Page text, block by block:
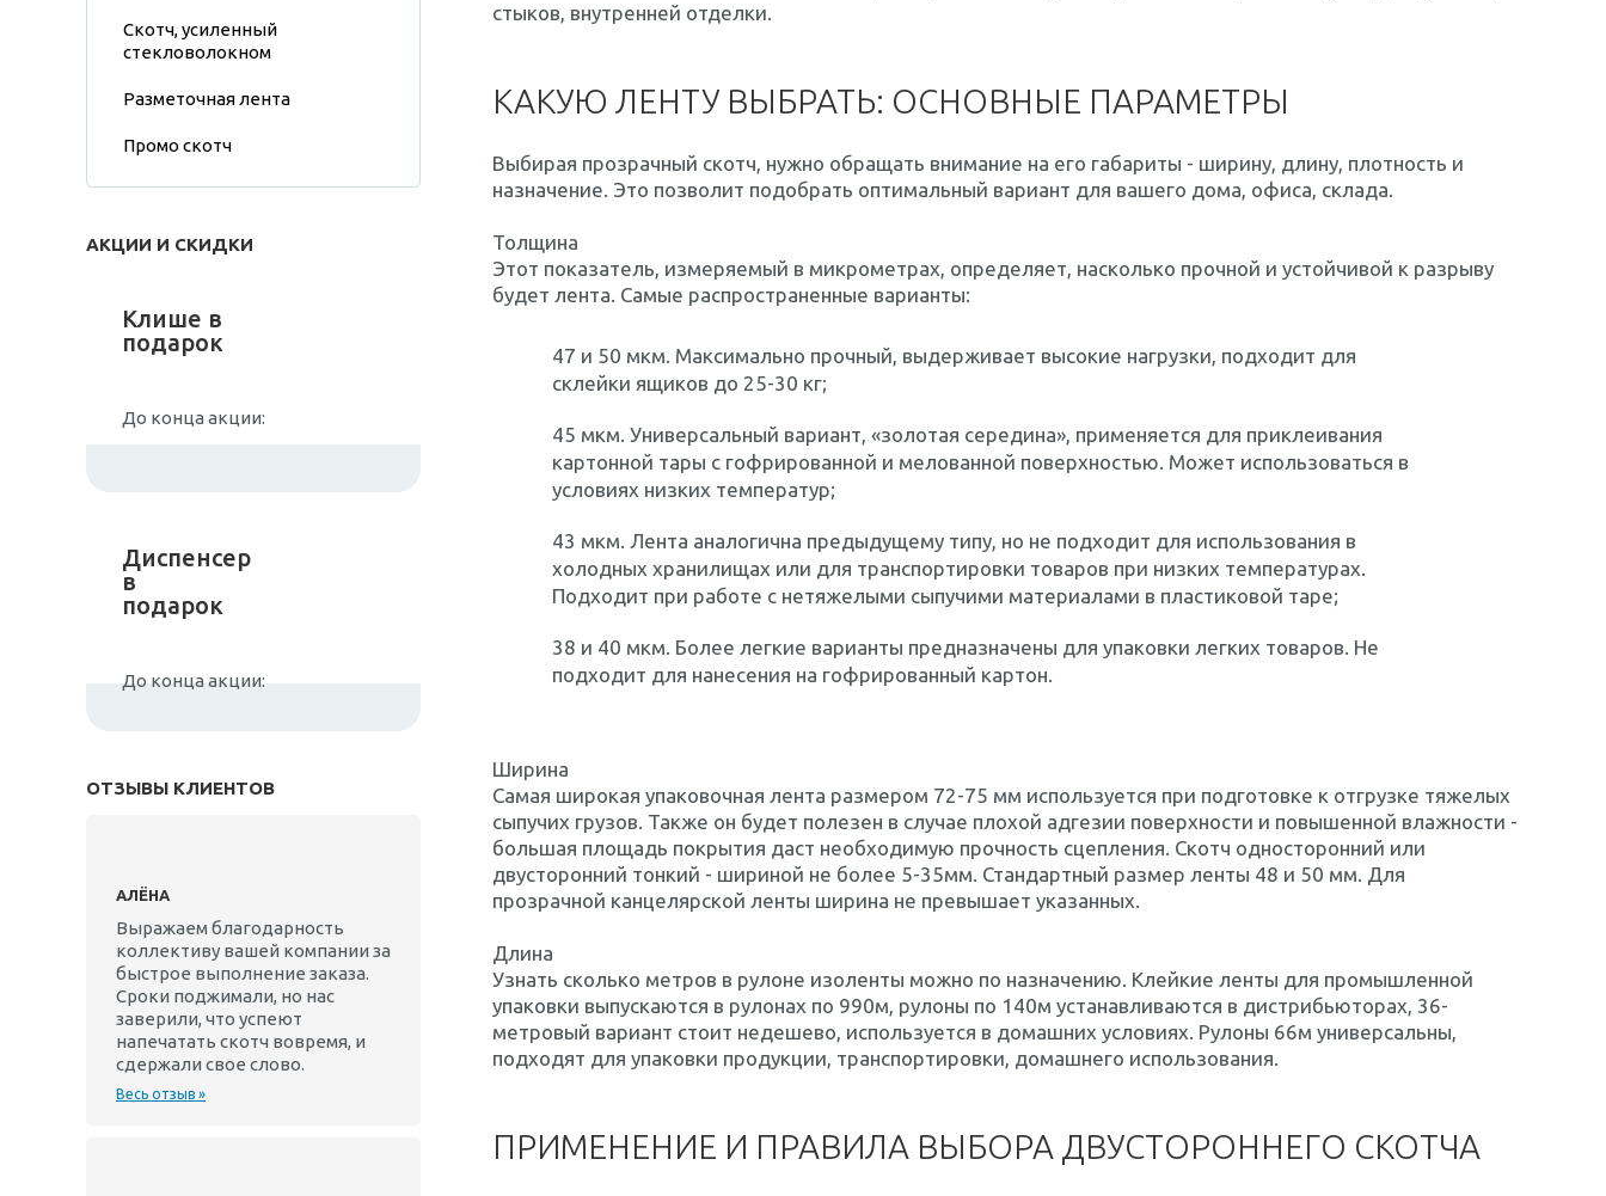
Скотч, усиленный
стекловолокном
Разметочная лента
Промо скотч
АКЦИИ И СКИДКИ
Клише в
подарок
До конца акции:
Диспенсер
в
подарок
До конца акции:
ОТЗЫВЫ КЛИЕНТОВ
АЛЁНА
Выражаем благодарность
коллективу вашей компании за
быстрое выполнение заказа.
Сроки поджимали, но нас
заверили, что успеют
напечатать скотч вовремя, и
сдержали свое слово.
Весь отзыв »
стыков, внутренней отделки.
КАКУЮ ЛЕНТУ ВЫБРАТЬ: ОСНОВНЫЕ ПАРАМЕТРЫ
Выбирая прозрачный скотч, нужно обращать внимание на его габариты - ширину, длину, плотность и
назначение. Это позволит подобрать оптимальный вариант для вашего дома, офиса, склада.
Толщина
Этот показатель, измеряемый в микрометрах, определяет, насколько прочной и устойчивой к разрыву
будет лента. Самые распространенные варианты:
47 и 50 мкм. Максимально прочный, выдерживает высокие нагрузки, подходит для
склейки ящиков до 25-30 кг;
45 мкм. Универсальный вариант, «золотая середина», применяется для приклеивания
картонной тары с гофрированной и мелованной поверхностью. Может использоваться в
условиях низких температур;
43 мкм. Лента аналогична предыдущему типу, но не подходит для использования в
холодных хранилищах или для транспортировки товаров при низких температурах.
Подходит при работе с нетяжелыми сыпучими материалами в пластиковой таре;
38 и 40 мкм. Более легкие варианты предназначены для упаковки легких товаров. Не
подходит для нанесения на гофрированный картон.
Ширина
Самая широкая упаковочная лента размером 72-75 мм используется при подготовке к отгрузке тяжелых
сыпучих грузов. Также он будет полезен в случае плохой адгезии поверхности и повышенной влажности -
большая площадь покрытия даст необходимую прочность сцепления. Скотч односторонний или
двусторонний тонкий - шириной не более 5-35мм. Стандартный размер ленты 48 и 50 мм. Для
прозрачной канцелярской ленты ширина не превышает указанных.
Длина
Узнать сколько метров в рулоне изоленты можно по назначению. Клейкие ленты для промышленной
упаковки выпускаются в рулонах по 990м, рулоны по 140м устанавливаются в дистрибьюторах, 36-
метровый вариант стоит недешево, используется в домашних условиях. Рулоны 66м универсальны,
подходят для упаковки продукции, транспортировки, домашнего использования.
ПРИМЕНЕНИЕ И ПРАВИЛА ВЫБОРА ДВУСТОРОННЕГО СКОТЧА